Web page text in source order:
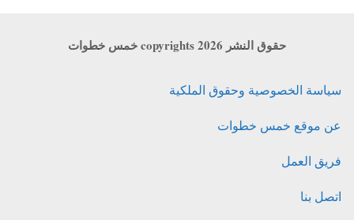
حقوق النشر copyrights 2026 خمس خطوات
سياسة الخصوصية وحقوق الملكية
عن موقع خمس خطوات
فريق العمل
اتصل بنا